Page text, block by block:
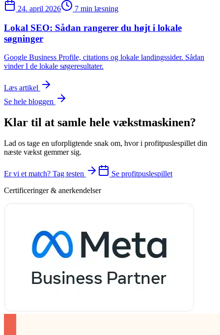
24. april 2026 7 min læsning
Lokal SEO: Sådan rangerer du højt i lokale
søgninger
Google Business Profile, citations og lokale landingssider. Sådan
vinder I de lokale søgeresultater.
Læs artikel
Se hele bloggen
Klar til at samle hele vækstmaskinen?
Lad os tage en uforpligtende snak om, hvor i profitpuslespillet din
næste vækst gemmer sig.
Er vi et match? Tag testen
Se profitpuslespillet
Certificeringer & anerkendelser